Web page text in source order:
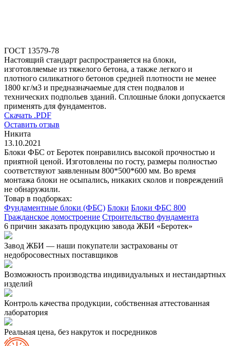
ГОСТ 13579-78
Настоящий стандарт распространяется на блоки,
изготовляемые из тяжелого бетона, а также легкого и
плотного силикатного бетонов средней плотности не менее
1800 кг/м3 и предназначаемые для стен подвалов и
технических подпольев зданий. Сплошные блоки допускается
применять для фундаментов.
Скачать .PDF
Оставить отзыв
Никита
13.10.2021
Блоки ФБС от Беротек понравились высокой прочностью и
приятной ценой. Изготовлены по госту, размеры полностью
соответствуют заявленным 800*500*600 мм. Во время
монтажа блоки не осыпались, никаких сколов и повреждений
не обнаружили.
Товар в подборках:
Фундаментные блоки (ФБС) Блоки Блоки ФБС 800
Гражданское домостроение Строительство фундамента
6 причин заказать продукцию завода ЖБИ «Беротек»
Завод ЖБИ — наши покупатели застрахованы от
недобросовестных поставщиков
Возможность производства индивидуальных и нестандартных
изделий
Контроль качества продукции, собственная аттестованная
лаборатория
Реальная цена, без накруток и посредников